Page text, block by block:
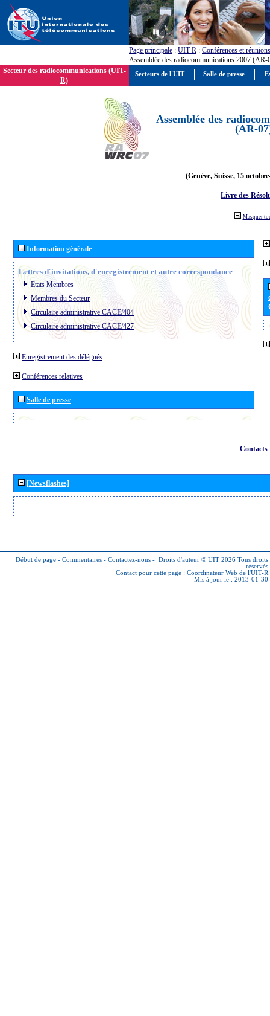
Page principale : UIT-R : Conférences et réunions
Assemblée des radiocommunications 2007 (AR-
Secteur des radiocommunications (UIT-
R)
Assemblée des
(AR-
(Genève, Suisse, 15
Livre des
Masquer
Information générale
Lettres d´invitations, d´enregistrement et autre correspondance
Etats Membres
Membres du Secteur
Circulaire administrative CACE/404
Circulaire administrative CACE/427
Enregistrement des délégués
Conférences relatives
Salle de presse
Contacts
[Newsflashes]
Début de page - Commentaires - Contactez-nous - Droits d'auteur © UIT 2026 Tous droits
réservés
Contact pour cette page : Coordinateur Web de l'UIT-R
Mis à jour le : 2013-01-30
Secteurs de l'UIT Salle de presse